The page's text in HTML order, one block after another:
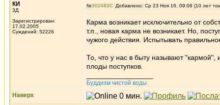
КИ
3Д
Зарегистрирован:
17.02.2005
Суждений: 52226
№302483 Добавлено: Ср 23 Ноя 16, 09:08 (10 лет
Карма возникает исключительно от
т.п., новая карма не возникает. Но,
чужого действия. Испытывать
То, что у нас в быту называют
плоды поступков.
Буддизм чистой воды
Наверх